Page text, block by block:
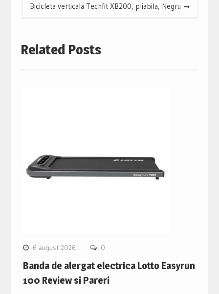
Bicicleta verticala Techfit XB200, pliabila, Negru
Related Posts
6 august 2026 0
Banda de alergat electrica Lotto Easyrun
100 Review si Pareri